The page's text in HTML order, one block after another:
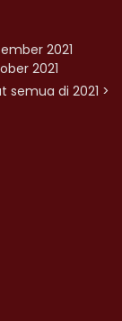
2021
2021
semua di 2021 >